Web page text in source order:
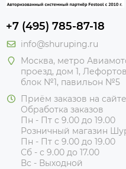
+7 (495) 785-87-18
info@shuruping.ru
Москва, метро
проезд, дом 1,
блок №1, павильон №5
Приём заказов на
Обработка заказов
Пн - Пт с 9.00 до 19.00
Розничный магазин
Пн - Пт с 9.00 до 19.00
Сб - с 9.00 до 17.00
Вс - Выходной